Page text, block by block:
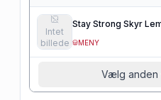
Intet
billede
Stay Strong Skyr
MENY
Vælg anden